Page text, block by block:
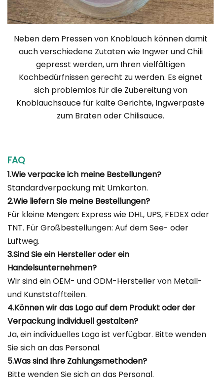
Neben dem Pressen von Knoblauch können damit
auch verschiedene Zutaten wie Ingwer und Chili
gepresst werden, um Ihren vielfältigen
Kochbedürfnissen gerecht zu werden. Es eignet
sich problemlos für die Zubereitung von
Knoblauchsauce für kalte Gerichte, Ingwerpaste
zum Braten oder Chilisauce.
FAQ
1.Wie verpacke ich meine Bestellungen?
Standardverpackung mit Umkarton.
2.Wie liefern Sie meine Bestellungen?
Für kleine Mengen: Express wie DHL, UPS, FEDEX oder
TNT. Für Großbestellungen: Auf dem See- oder
Luftweg.
3.Sind Sie ein Hersteller oder ein
Handelsunternehmen?
Wir sind ein OEM- und ODM-Hersteller von Metall-
und Kunststoffteilen.
4.Können wir das Logo auf dem Produkt oder der
Verpackung individuell gestalten?
Ja, ein individuelles Logo ist verfügbar. Bitte wenden
Sie sich an das Personal.
5.Was sind Ihre Zahlungsmethoden?
Bitte wenden Sie sich an das Personal.